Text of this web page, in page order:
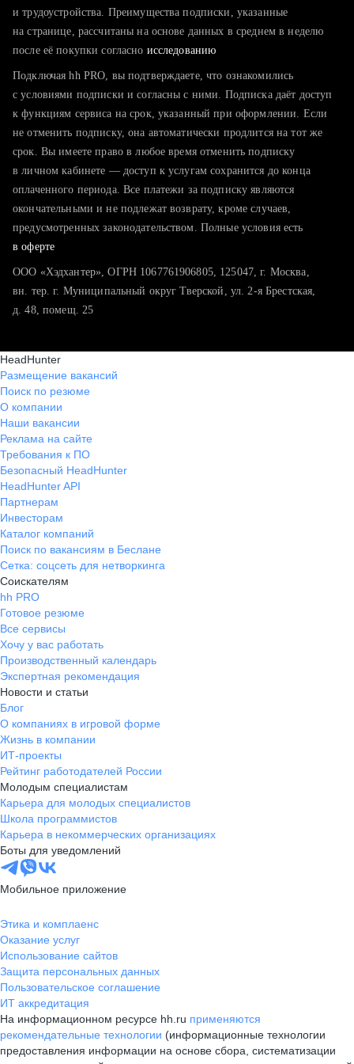
тратите много времени на поиск и вручную поднимаете
хотите сравнить себя с конкурентами и оценить шансы
и трудоустройства. Преимущества подписки, указанные
на странице, рассчитаны на основе данных в среднем в неделю
после её покупки согласно исследованию
Подключая hh PRO, вы подтверждаете, что ознакомились
с условиями подписки и согласны с ними. Подписка даёт доступ
к функциям сервиса на срок, указанный при оформлении. Если
не отменить подписку, она автоматически продлится на тот же
срок. Вы имеете право в любое время отменить подписку
в личном кабинете — доступ к услугам сохранится до конца
оплаченного периода. Все платежи за подписку являются
окончательными и не подлежат возврату, кроме случаев,
предусмотренных законодательством. Полные условия есть
в оферте
ООО «Хэдхантер», ОГРН 1067761906805, 125047, г. Москва,
вн. тер. г. Муниципальный округ Тверской, ул. 2-я Брестская,
д. 48, помещ. 25
HeadHunter
Размещение вакансий
Поиск по резюме
О компании
Наши вакансии
Реклама на сайте
Требования к ПО
Безопасный HeadHunter
HeadHunter API
Партнерам
Инвесторам
Каталог компаний
Поиск по вакансиям в Беслане
Сетка: соцсеть для нетворкинга
Соискателям
hh PRO
Готовое резюме
Все сервисы
Хочу у вас работать
Производственный календарь
Экспертная рекомендация
Новости и статьи
Блог
О компаниях в игровой форме
Жизнь в компании
ИТ-проекты
Рейтинг работодателей России
Молодым специалистам
Карьера для молодых специалистов
Школа программистов
Карьера в некоммерческих организациях
Боты для уведомлений
Мобильное приложение
Этика и комплаенс
Оказание услуг
Использование сайтов
Защита персональных данных
Пользовательское соглашение
ИТ аккредитация
На информационном ресурсе hh.ru применяются
рекомендательные технологии (информационные технологии
предоставления информации на основе сбора, систематизации